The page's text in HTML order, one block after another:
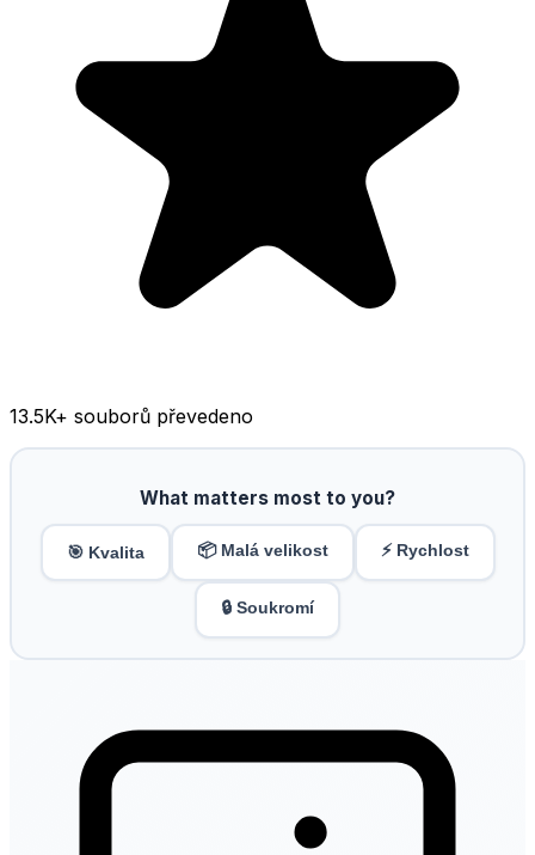
13.5K+ souborů převedeno
What matters most to you?
🎯 Kvalita 📦 Malá velikost ⚡ Rychlost
🔒 Soukromí